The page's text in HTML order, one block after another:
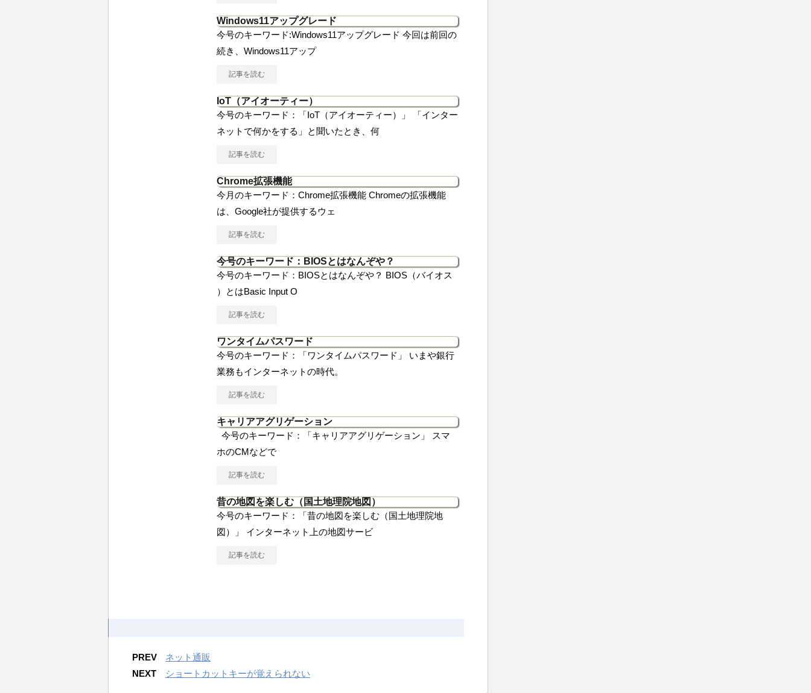
Windows11アップグレード
今号のキーワード:Windows11アップグレード 今回は前回の
続き、Windows11アップ
記事を読む
IoT（アイオーティー）
今号のキーワード：「IoT（アイオーティー）」 「インター
ネットで何かをする」と聞いたとき、何
記事を読む
Chrome拡張機能
今月のキーワード：Chrome拡張機能 Chromeの拡張機能
は、Google社が提供するウェ
記事を読む
今号のキーワード：BIOSとはなんぞや？
今号のキーワード：BIOSとはなんぞや？ BIOS（バイオス
）とはBasic Input O
記事を読む
ワンタイムパスワード
今号のキーワード：「ワンタイムパスワード」 いまや銀行
業務もインターネットの時代。
記事を読む
キャリアアグリゲーション
今号のキーワード：「キャリアアグリゲーション」 スマ
ホのCMなどで
記事を読む
昔の地図を楽しむ（国土地理院地図）
今号のキーワード：「昔の地図を楽しむ（国土地理院地
図）」 インターネット上の地図サービ
記事を読む
PREV
ネット通販
NEXT
ショートカットキーが覚えられない